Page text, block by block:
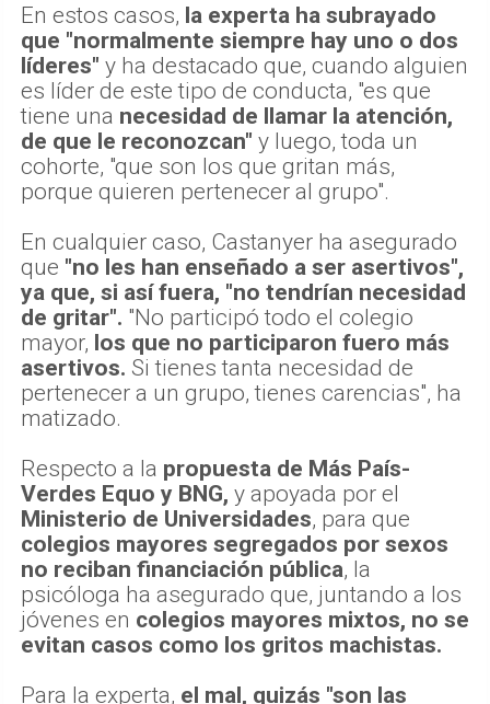
En estos casos, la experta ha subrayado
que "normalmente siempre hay uno o dos
líderes" y ha destacado que, cuando alguien
es líder de este tipo de conducta, "es que
tiene una necesidad de llamar la atención,
de que le reconozcan" y luego, toda un
cohorte, "que son los que gritan más,
porque quieren pertenecer al grupo".
En cualquier caso, Castanyer ha asegurado
que "no les han enseñado a ser asertivos",
ya que, si así fuera, "no tendrían necesidad
de gritar". "No participó todo el colegio
mayor, los que no participaron fuero más
asertivos. Si tienes tanta necesidad de
pertenecer a un grupo, tienes carencias", ha
matizado.
Respecto a la propuesta de Más País-
Verdes Equo y BNG, y apoyada por el
Ministerio de Universidades, para que
colegios mayores segregados por sexos
no reciban financiación pública, la
psicóloga ha asegurado que, juntando a los
jóvenes en colegios mayores mixtos, no se
evitan casos como los gritos machistas.
Para la experta, el mal, quizás "son las